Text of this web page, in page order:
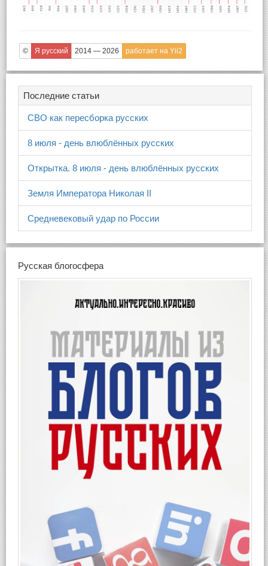
© Я русский 2014 — 2026 работает на Yii2
Последние статьи
СВО как пересборка русских
8 июля - день влюблённых русских
Открытка. 8 июля - день влюблённых русских
Земля Императора Николая II
Средневековый удар по России
Русская блогосфера